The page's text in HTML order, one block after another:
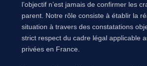
l’objectif n’est jamais de confirmer les
parent. Notre rôle consiste à établir la
situation à travers des constatations
strict respect du cadre légal applicable
privées en France.